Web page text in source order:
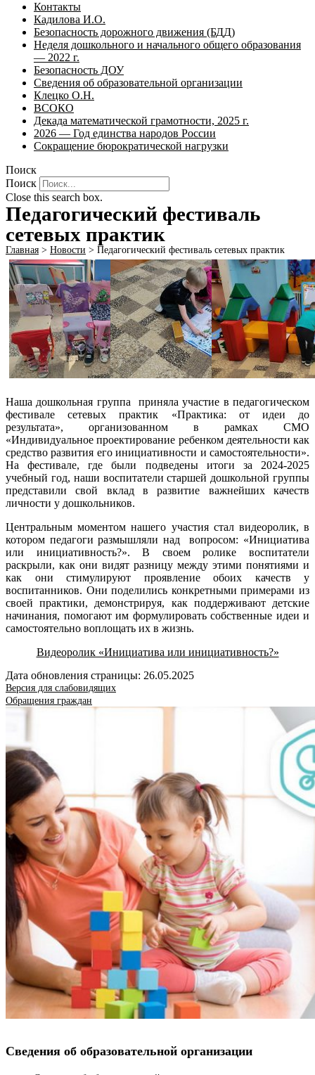
Контакты
Кадилова И.О.
Безопасность дорожного движения (БДД)
Неделя дошкольного и начального общего образования
— 2022 г.
Безопасность ДОУ
Сведения об образовательной организации
Клецко О.Н.
ВСОКО
Декада математической грамотности, 2025 г.
2026 — Год единства народов России
Сокращение бюрократической нагрузки
Поиск
Поиск
Close this search box.
Педагогический фестиваль
сетевых практик
Главная > Новости > Педагогический фестиваль сетевых практик
Наша дошкольная группа приняла участие в педагогическом
фестивале сетевых практик «Практика: от идеи до
результата», организованном в рамках СМО
«Индивидуальное проектирование ребенком деятельности как
средство развития его инициативности и самостоятельности».
На фестивале, где были подведены итоги за 2024-2025
учебный год, наши воспитатели старшей дошкольной группы
представили свой вклад в развитие важнейших качеств
личности у дошкольников.
Центральным моментом нашего участия стал видеоролик, в
котором педагоги размышляли над вопросом: «Инициатива
или инициативность?». В своем ролике воспитатели
раскрыли, как они видят разницу между этими понятиями и
как они стимулируют проявление обоих качеств у
воспитанников. Они поделились конкретными примерами из
своей практики, демонстрируя, как поддерживают детские
начинания, помогают им формулировать собственные идеи и
самостоятельно воплощать их в жизнь.
Видеоролик «Инициатива или инициативность?»
Дата обновления страницы: 26.05.2025
Версия для слабовидящих
Обращения граждан
Сведения об образовательной организации